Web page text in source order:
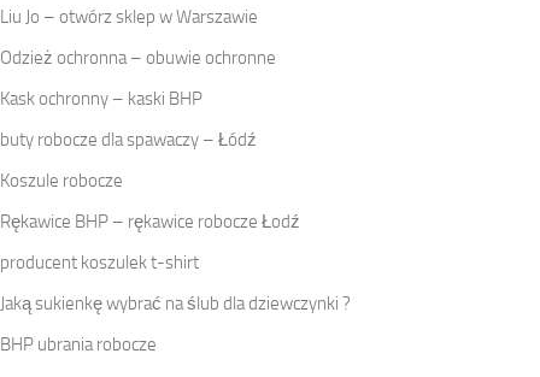
Liu Jo – otwórz sklep w Warszawie
Odzież ochronna – obuwie ochronne
Kask ochronny – kaski BHP
buty robocze dla spawaczy – Łódź
Koszule robocze
Rękawice BHP – rękawice robocze Łodź
producent koszulek t-shirt
Jaką sukienkę wybrać na ślub dla dziewczynki ?
BHP ubrania robocze